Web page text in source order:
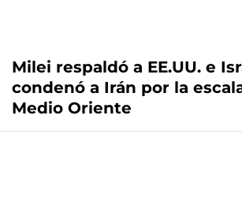
Milei respaldó a EE.UU. e
condenó a Irán por la
Medio Oriente